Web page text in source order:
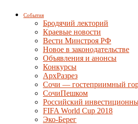
События
Бродячий лекторий
Краевые новости
Вести Минстроя РФ
Новое в законодательстве
Объявления и анонсы
Конкурсы
АрхРазрез
Сочи — гостеприимный
СочиПешком
Российский
FIFA World Cup 2018
Эко-Берег